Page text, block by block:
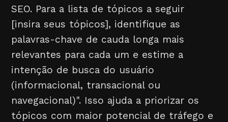
SEO. Para a lista de tópicos a seguir
[insira seus tópicos], identifique as
palavras-chave de cauda longa mais
relevantes para cada um e estime a
intenção de busca do usuário
(informacional, transacional ou
navegacional)". Isso ajuda a priorizar os
tópicos com maior potencial de tráfego e